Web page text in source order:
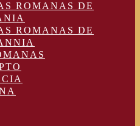
ROMANAS DE
ROMANAS DE